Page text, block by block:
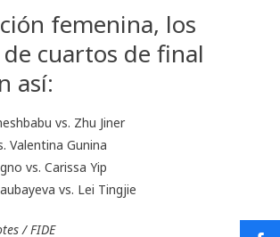
femenina, los
cuartos de final
así:
vs. Zhu Jiner
Valentina Gunina
vs. Carissa Yip
vs. Lei Tingjie
/ FIDE